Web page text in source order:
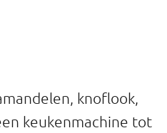
knoflook,
keukenmachine tot